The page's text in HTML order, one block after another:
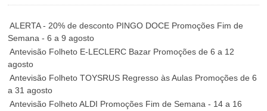
ALERTA - 20% de desconto PINGO DOCE Promoções Fim de
Semana - 6 a 9 agosto
Antevisão Folheto E-LECLERC Bazar Promoções de 6 a 12
agosto
Antevisão Folheto TOYSRUS Regresso às Aulas Promoções de 6
a 31 agosto
Antevisão Folheto ALDI Promoções Fim de Semana - 14 a 16